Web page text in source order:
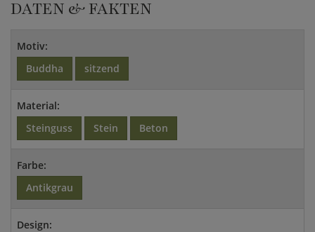
DATEN & FAKTEN
Motiv:
Buddha
sitzend
Material:
Steinguss
Stein Beton
Farbe:
Antikgrau
Design: